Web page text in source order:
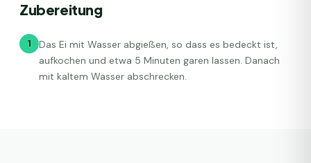
Zubereitung
1
Das Ei mit Wasser abgießen, so dass es bedeckt ist,
aufkochen und etwa 5 Minuten garen lassen. Danach
mit kaltem Wasser abschrecken.